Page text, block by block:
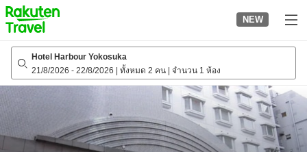
to
top
page
NEW
Hotel Harbour Yokosuka
21/8/2026 - 22/8/2026 ทั้งหมด 2 คน จำนวน 1 ห้อง